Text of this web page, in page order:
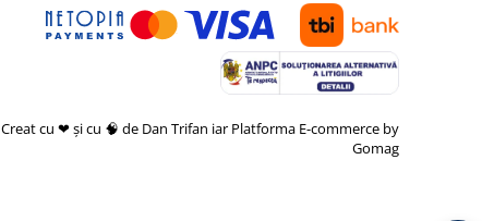
Creat cu ❤ și cu 🧠 de Dan Trifan iar Platforma E-commerce by
Gomag